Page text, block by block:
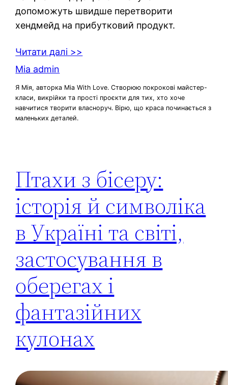
допоможуть швидше перетворити
хендмейд на прибутковий продукт.
Читати далі >>
Mia admin
Я Мія, авторка Mia With Love. Створюю покрокові майстер-
класи, викрійки та прості проєкти для тих, хто хоче
навчитися творити власноруч. Вірю, що краса починається з
маленьких деталей.
Птахи з бісеру:
історія й символіка
в Україні та світі,
застосування в
оберегах і
фантазійних
кулонах